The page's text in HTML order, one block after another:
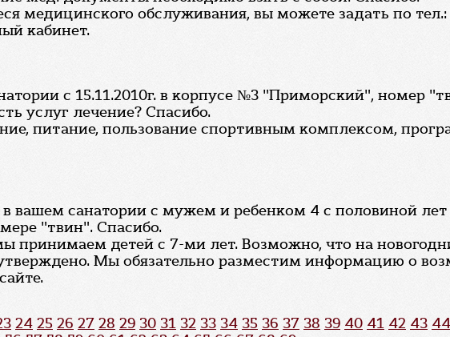
медицинского обслуживания, вы можете задать по тел.:
кабинет.
с 15.11.2010г. в корпусе №3 "Приморский", номер
услуг лечение? Спасибо.
питание, пользование спортивным комплексом,
вашем санатории с мужем и ребенком 4 с половиной лет
"твин". Спасибо.
принимаем детей с 7-ми лет. Возможно, что на
Мы обязательно разместим информацию о
24 25 26 27 28 29 30 31 32 33 34 35 36 37 38 39 40 41 42 43 44